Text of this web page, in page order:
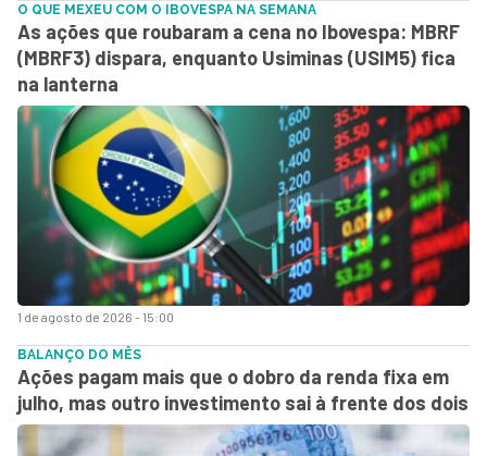
1 de agosto de 2026 - 15:00
O QUE MEXEU COM O IBOVESPA NA SEMANA
As ações que roubaram a cena no Ibovespa: MBRF
(MBRF3) dispara, enquanto Usiminas (USIM5) fica
na lanterna
BALANÇO DO MÊS
Ações pagam mais que o dobro da renda fixa em
julho, mas outro investimento sai à frente dos dois